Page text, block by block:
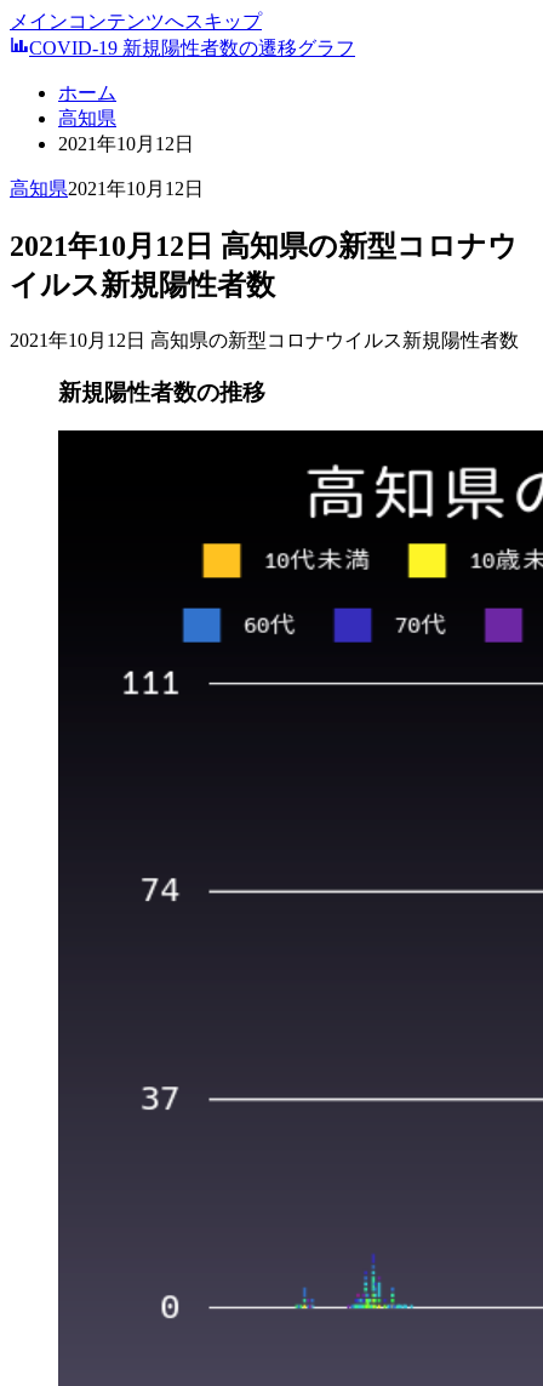
メインコンテンツへスキップ
COVID-19 新規陽性者数の遷移グラフ
ホーム
高知県
2021年10月12日
高知県2021年10月12日
2021年10月12日 高知県の新型コロナウ
イルス新規陽性者数
2021年10月12日 高知県の新型コロナウイルス新規陽性者数
新規陽性者数の推移